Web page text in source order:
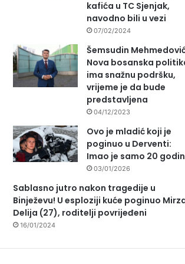
kafića u TC Sjenjak,
navodno bili u vezi
07/02/2024
Šemsudin
Nova bosanska
ima snažnu podršku,
vrijeme je da bude
predstavljena
04/12/2023
Ovo je mladić koji je
poginuo u Derventi:
Imao je samo 20
03/01/2026
Sablasno jutro nakon tragedije u
Binježevu! U esploziji kuće poginuo
Delija (27), roditelji povrijeđeni
16/01/2024